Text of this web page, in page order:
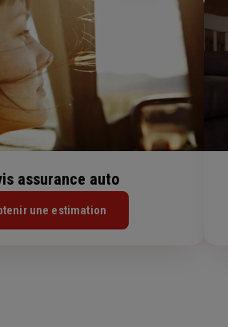
assurance auto
une estimation